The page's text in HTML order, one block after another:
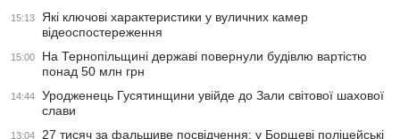
15:13
Які ключові характеристики у вуличних камер
відеоспостереження
15:00
На Тернопільщині державі повернули будівлю вартістю
понад 50 млн грн
14:44
Уродженець Гусятинщини увійде до Зали світової шахової
слави
13:04
27 тисяч за фальшиве посвідчення: у Борщеві поліцейські